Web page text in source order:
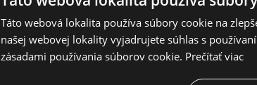
Táto webová lokalita používa súbory cookie na
našej webovej lokality vyjadrujete súhlas s
zásadami používania súborov cookie. Prečítať viac